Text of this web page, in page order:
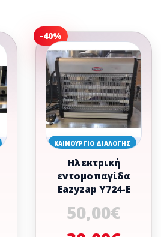
-40%
ΚΑΙΝΟΎΡΓΙΟ ΔΙΑΛΟΓΉΣ
Ηλεκτρική
εντομοπαγίδα
Eazyzap Υ724-Ε
50,00€